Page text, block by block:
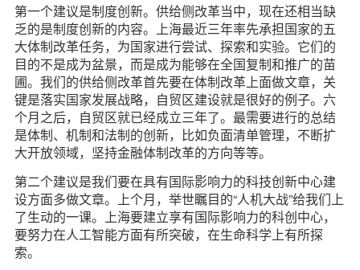
第一个建议是制度创新。供给侧改革当中，现在还相当缺
乏的是制度创新的内容。上海最近三年率先承担国家的五
大体制改革任务，为国家进行尝试、探索和实验。它们的
目的不是成为盆景，而是成为能够在全国复制和推广的苗
圃。我们的供给侧改革首先要在体制改革上面做文章，关
键是落实国家发展战略，自贸区建设就是很好的例子。六
个月之后，自贸区就已经成立三年了。最需要进行的总结
是体制、机制和法制的创新，比如负面清单管理，不断扩
大开放领域，坚持金融体制改革的方向等等。
第二个建议是我们要在具有国际影响力的科技创新中心建
设方面多做文章。上个月，举世瞩目的“人机大战”给我们上
了生动的一课。上海要建立享有国际影响力的科创中心，
要努力在人工智能方面有所突破，在生命科学上有所探
索。